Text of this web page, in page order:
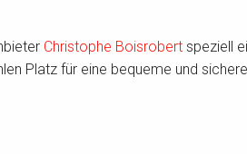
Christophe Boisrobert speziell
Platz für eine bequeme und